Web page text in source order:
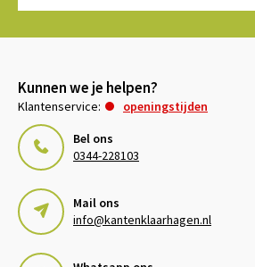
Kunnen we je helpen?
Klantenservice:
openingstijden
Bel ons
0344-228103
Mail ons
info@kantenklaarhagen.nl